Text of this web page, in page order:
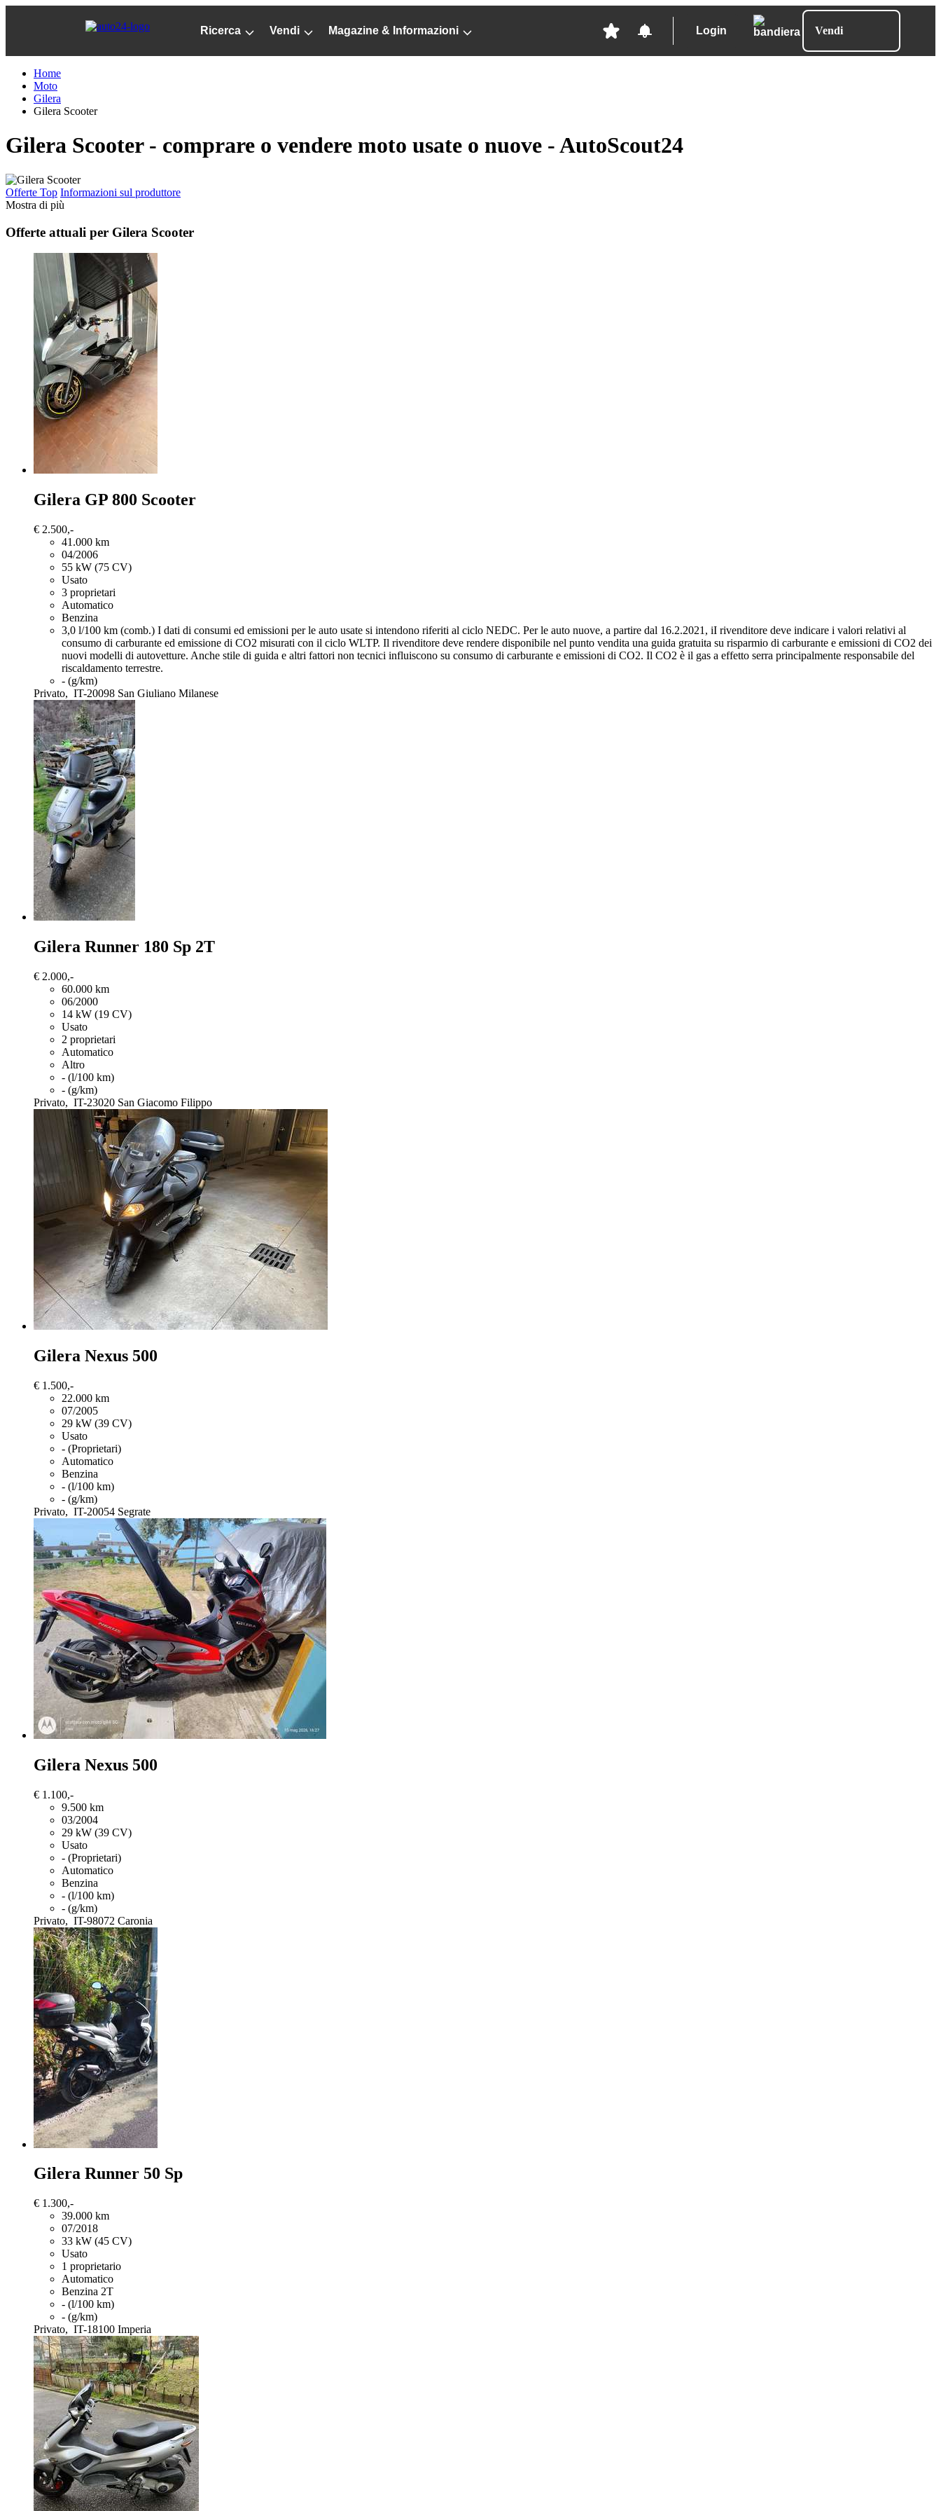
Ricerca Vendi Magazine & Informazioni Login Vendi
Home
Moto
Gilera
Gilera Scooter
Gilera Scooter - comprare o vendere moto usate o nuove - AutoScout24
Offerte Top Informazioni sul produttore
Mostra di più
Offerte attuali per Gilera Scooter
Gilera GP 800 Scooter
€ 2.500,-
41.000 km
04/2006
55 kW (75 CV)
Usato
3 proprietari
Automatico
Benzina
3,0 l/100 km (comb.) I dati di consumi ed emissioni per le auto usate si intendono riferiti al ciclo NEDC. Per le auto nuove, a partire dal 16.2.2021, iI rivenditore deve indicare i valori relativi al
consumo di carburante ed emissione di CO2 misurati con il ciclo WLTP. Il rivenditore deve rendere disponibile nel punto vendita una guida gratuita su risparmio di carburante e emissioni di CO2 dei
nuovi modelli di autovetture. Anche stile di guida e altri fattori non tecnici influiscono su consumo di carburante e emissioni di CO2. Il CO2 è il gas a effetto serra principalmente responsabile del
riscaldamento terrestre.
- (g/km)
Privato, IT-20098 San Giuliano Milanese
Gilera Runner 180 Sp 2T
€ 2.000,-
60.000 km
06/2000
14 kW (19 CV)
Usato
2 proprietari
Automatico
Altro
- (l/100 km)
- (g/km)
Privato, IT-23020 San Giacomo Filippo
Gilera Nexus 500
€ 1.500,-
22.000 km
07/2005
29 kW (39 CV)
Usato
- (Proprietari)
Automatico
Benzina
- (l/100 km)
- (g/km)
Privato, IT-20054 Segrate
Gilera Nexus 500
€ 1.100,-
9.500 km
03/2004
29 kW (39 CV)
Usato
- (Proprietari)
Automatico
Benzina
- (l/100 km)
- (g/km)
Privato, IT-98072 Caronia
Gilera Runner 50 Sp
€ 1.300,-
39.000 km
07/2018
33 kW (45 CV)
Usato
1 proprietario
Automatico
Benzina 2T
- (l/100 km)
- (g/km)
Privato, IT-18100 Imperia